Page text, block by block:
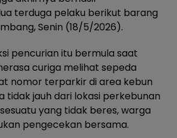
terduga pelaku berikut barang
Senin (18/5/2026).
pencurian itu bermula saat
curiga melihat sepeda
nomor terparkir di area kebun
tidak jauh dari lokasi perkebunan
yang tidak beres, warga
pengecekan bersama.